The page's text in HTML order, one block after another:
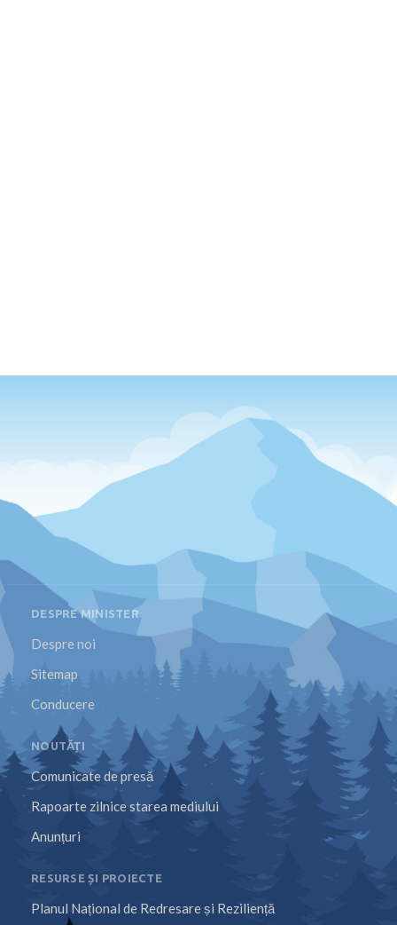
DESPRE MINISTER
Despre noi
Sitemap
Conducere
NOUTĂȚI
Comunicate de presă
Rapoarte zilnice starea mediului
Anunțuri
RESURSE ȘI PROIECTE
Planul Național de Redresare și Reziliență